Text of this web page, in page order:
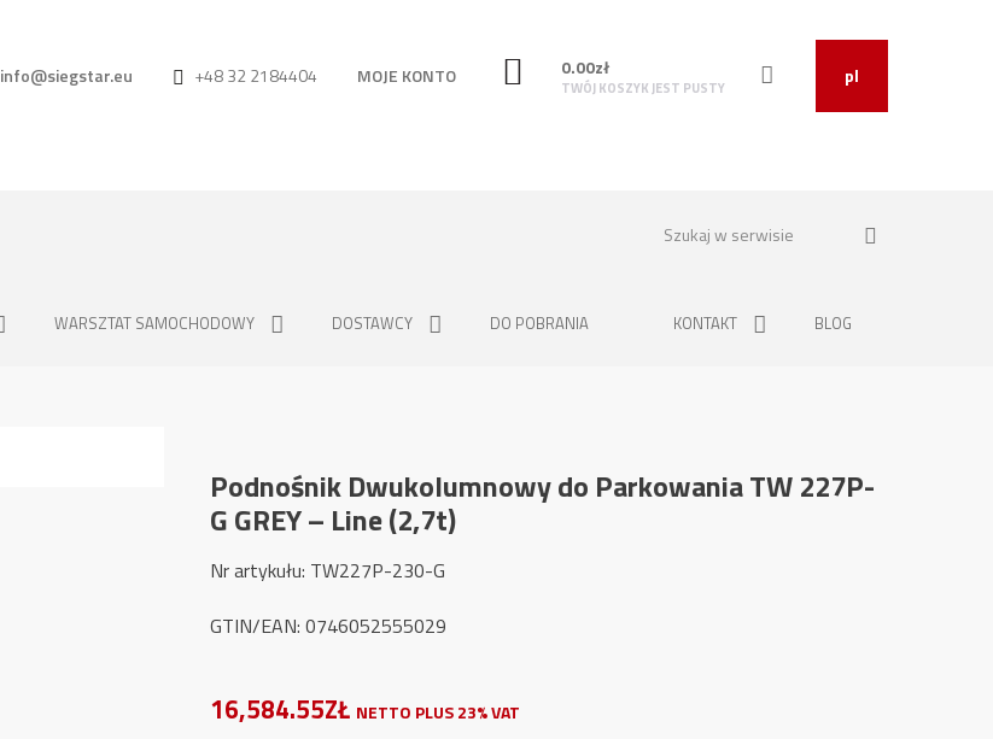
info@siegstar.eu +48 32 2184404 MOJE KONTO pl
0.00zł
TWÓJ KOSZYK JEST PUSTY
WARSZTAT SAMOCHODOWY DOSTAWCY DO POBRANIA KONTAKT BLOG
Podnośnik Dwukolumnowy do Parkowania TW 227P-
G GREY – Line (2,7t)
Nr artykułu: TW227P-230-G
GTIN/EAN: 0746052555029
16,584.55ZŁ NETTO PLUS 23% VAT